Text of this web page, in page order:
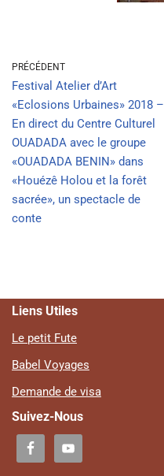
PRÉCÉDENT
Festival Atelier d’Art
«Eclosions Urbaines» 2018 –
En direct du Centre Culturel
OUADADA avec le groupe
«OUADADA BENIN» dans
«Houézê Holou et la forêt
sacrée», un spectacle de
conte
Liens Utiles
Le petit Fute
Babel Voyages
Demande de visa
Suivez-Nous